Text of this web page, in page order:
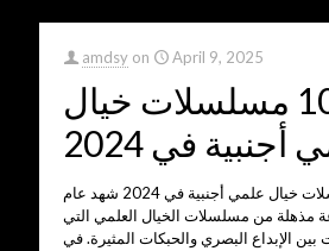
amdsy on April 9, 2025
أفضل 10 مسلسلات خيال
أجنبية في 2024
أفضل 10 مسلسلات خيال علمي أجنبية في 2024 شهد عام
مذهلة من مسلسلات الخيال العلمي التي
الإبداع البصري والحبكات المثيرة. في